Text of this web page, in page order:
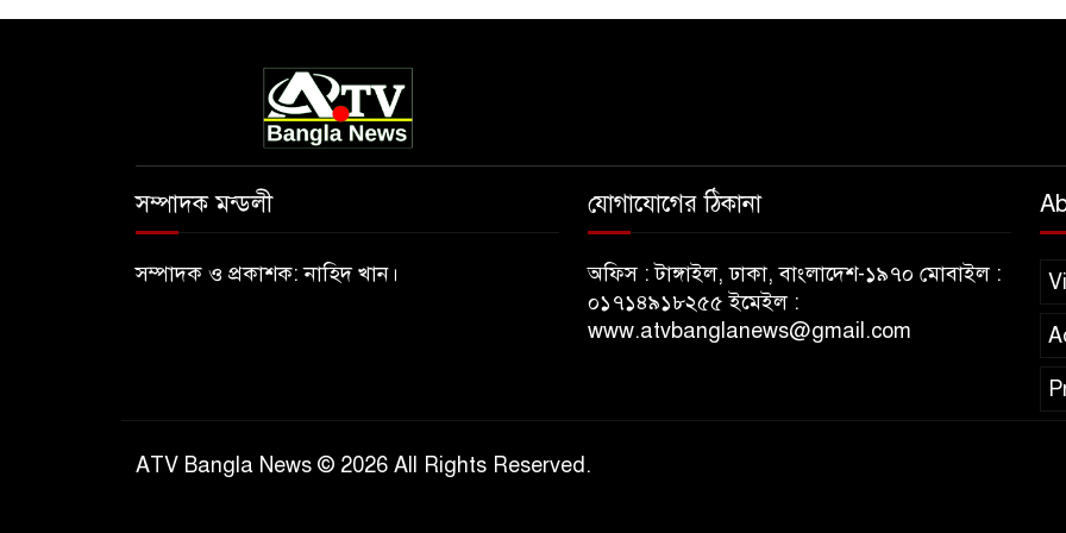
সম্পাদক মন্ডলী
সম্পাদক ও প্রকাশক: নাহিদ খান।
যোগাযোগের ঠিকানা
অফিস : টাঙ্গাইল, ঢাকা, বাংলাদেশ-১৯৭০ মোবাইল :
০১৭১৪৯১৮২৫৫ ইমেইল :
www.atvbanglanews@gmail.com
ATV Bangla News © 2026 All Rights Reserved.